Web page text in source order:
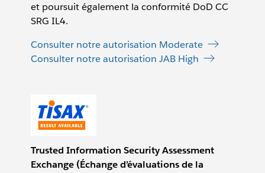
et poursuit également la conformité DoD CC
SRG IL4.
Consulter notre autorisation Moderate
Consulter notre autorisation JAB High
Trusted Information Security Assessment
Exchange (Échange d’évaluations de la